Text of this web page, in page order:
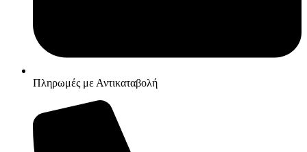
Πληρωμές με Αντικαταβολή